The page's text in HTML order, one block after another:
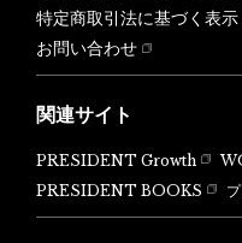
特定商取引法に基づく表示
お問い合わせ
関連サイト
PRESIDENT Growth
PRESIDENT BOOKS